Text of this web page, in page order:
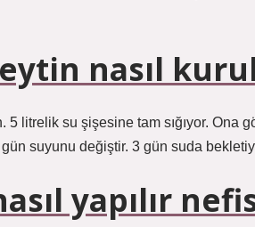
nasıl
5 litrelik su şişesine tam sığıyor. Ona
suyunu değiştir. 3 gün suda
yapılır